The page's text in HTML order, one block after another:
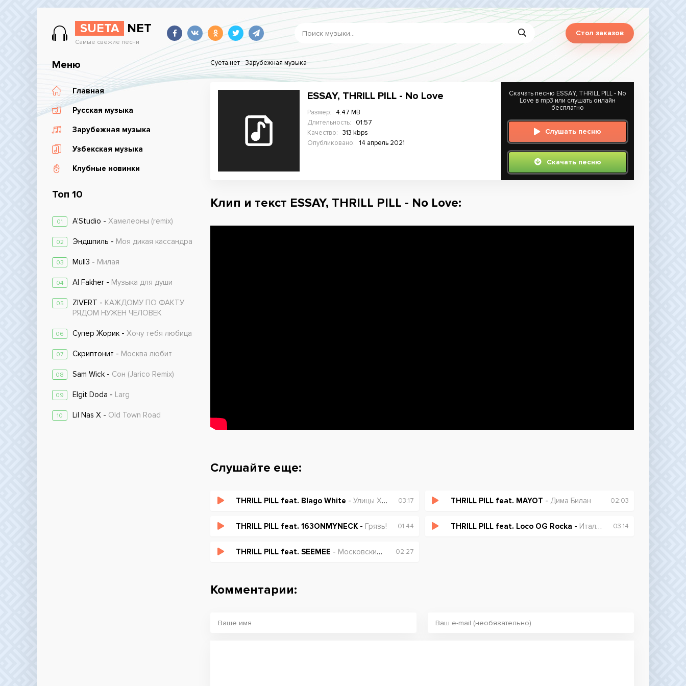
SUETA NET
Самые свежие песни
Стол заказов
Меню
Главная
Русская музыка
Зарубежная музыка
Узбекская музыка
Клубные новинки
Топ 10
01 A’Studio - Хамелеоны (remix)
02 Эндшпиль - Моя дикая кассандра
03 Mull3 - Милая
04 Al Fakher - Музыка для души
05 ZIVERT - КАЖДОМУ ПО ФАКТУ
РЯДОМ НУЖЕН ЧЕЛОВЕК
06 Супер Жорик - Хочу тебя любица
07 Скриптонит - Москва любит
08 Sam Wick - Сон (Jarico Remix)
09 Elgit Doda - Larg
10 Lil Nas X - Old Town Road
Суета.нет-Зарубежная музыка
ESSAY, THRILL PILL - No Love
Размер:
4.47 MB
Длительность:
01:57
Качество:
313 kbps
Опубликовано:
14 апрель 2021
Скачать песню ESSAY, THRILL PILL - No
Love в mp3 или слушать онлайн
бесплатно
Слушать песню
Скачать песню
Клип и текст ESSAY, THRILL PILL - No Love:
Слушайте еще:
THRILL PILL feat. Blago White - Улицы Холодный 03:17 THRILL PILL feat. MAYOT - Дима Билан 02:03
THRILL PILL feat. 163ONMYNECK- Грязь! 01:44 THRILL PILL feat. Loco OG Rocka - Италия 03:14
THRILL PILL feat. SEEMEE - Московские Хроники 02:27
Комментарии: